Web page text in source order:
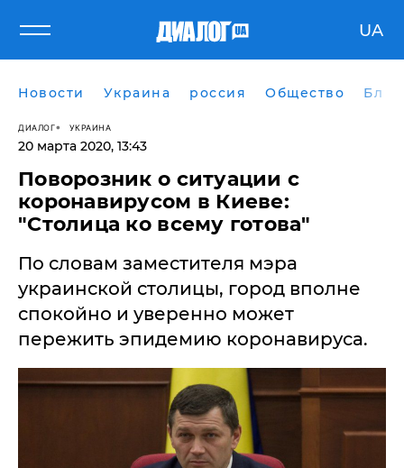
UA
Новости Украина россия Общество
ДИАЛОГ УКРАИНА
20 марта 2020, 13:43
Поворозник о ситуации с
коронавирусом в Киеве:
"Столица ко всему готова"
По словам заместителя мэра
украинской столицы, город вполне
спокойно и уверенно может
пережить эпидемию коронавируса.